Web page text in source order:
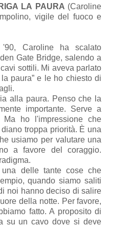
LA PAURA (Caroline
vigile del fuoco e
Caroline ha scalato
Gate Bridge, salendo a
sottili. Mi aveva parlato
paura” e le ho chiesto di
alla paura. Penso che la
importante. Serve a
ho l'impressione che
troppa priorità. È una
usiamo per valutare una
a favore del coraggio.
delle tante cose che
quando siamo saliti
noi hanno deciso di salire
della notte. Per favore,
fatto. A proposito di
su un cavo dove si deve